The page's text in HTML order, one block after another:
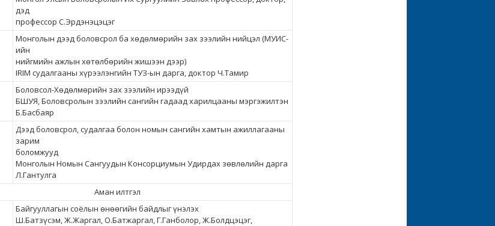
дэд
профессор С.Эрдэнэцэцэг
Монголын дээд боловсрол ба хөдөлмөрийн зах зээлийн нийцэл (МУИС-
ийн
нийгмийн ажлын хөтөлбөрийн жишээн дээр)
IRIM судалгааны хүрээлэнгийн ТУЗ-ын дарга, доктор Ч.Тамир
Боловсол-Хөдөлмөрийн зах зээлийн ирээдүй
БШУЯ, Боловсролын зээлийн сангийн гадаад харилцааны мэргэжилтэн
Б.Басбаяр
Дээд боловсрол, судалгаа болон номын сангийн хамтын ажиллагааны
зарим
боломжууд
Монголын Номын Сангуудын Консорциумын Удирдах зөвлөлийн дарга
Л.Гантулга
Аман илтгэл
Байгууллагын соёлын өнөөгийн байдлыг үнэлэх
Ш.Батзүсэм, Ж.Жаргал, О.Батжаргал, Г.Ганболор, Ж.Болдцэцэг,